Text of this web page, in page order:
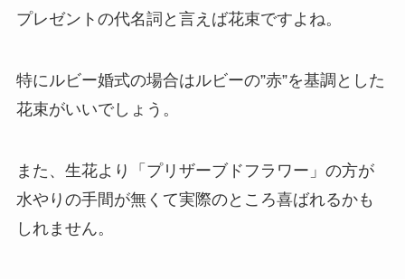
プレゼントの代名詞と言えば花束ですよね。
特にルビー婚式の場合はルビーの”赤”を基調とした
花束がいいでしょう。
また、生花より「プリザーブドフラワー」の方が
水やりの手間が無くて実際のところ喜ばれるかも
しれません。